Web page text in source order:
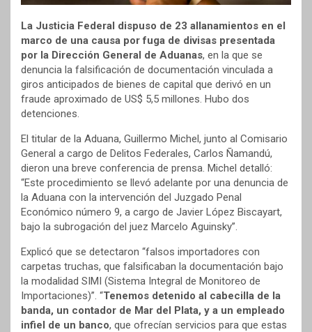
La Justicia Federal dispuso de 23 allanamientos en el
marco de una causa por fuga de divisas presentada
por la Dirección General de Aduanas, en la que se
denuncia la falsificación de documentación vinculada a
giros anticipados de bienes de capital que derivó en un
fraude aproximado de US$ 5,5 millones. Hubo dos
detenciones.
El titular de la Aduana, Guillermo Michel, junto al Comisario
General a cargo de Delitos Federales, Carlos Ñamandú,
dieron una breve conferencia de prensa. Michel detalló:
“Este procedimiento se llevó adelante por una denuncia de
la Aduana con la intervención del Juzgado Penal
Económico número 9, a cargo de Javier López Biscayart,
bajo la subrogación del juez Marcelo Aguinsky”.
Explicó que se detectaron “falsos importadores con
carpetas truchas, que falsificaban la documentación bajo
la modalidad SIMI (Sistema Integral de Monitoreo de
Importaciones)”. “Tenemos detenido al cabecilla de la
banda, un contador de Mar del Plata, y a un empleado
infiel de un banco, que ofrecían servicios para que estas